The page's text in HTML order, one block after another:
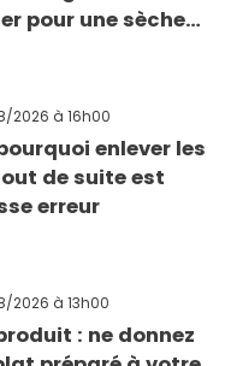
pour une sèche
2026 à 16h00
enlever les
de suite est
erreur
2026 à 13h00
: ne donnez